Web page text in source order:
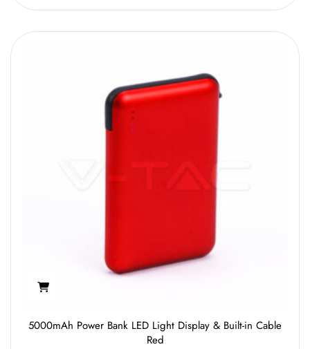
5000mAh Power Bank LED Light Display & Built-in Cable
Red